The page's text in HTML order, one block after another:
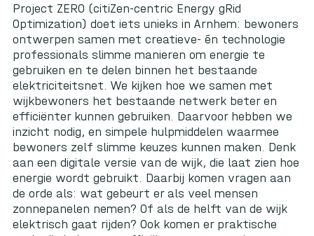
Project ZERO (citiZen-centric Energy gRid
Optimization) doet iets unieks in Arnhem: bewoners
ontwerpen samen met creatieve- én technologie
professionals slimme manieren om energie te
gebruiken en te delen binnen het bestaande
elektriciteitsnet. We kijken hoe we samen met
wijkbewoners het bestaande netwerk beter en
efficiënter kunnen gebruiken. Daarvoor hebben we
inzicht nodig, en simpele hulpmiddelen waarmee
bewoners zelf slimme keuzes kunnen maken. Denk
aan een digitale versie van de wijk, die laat zien hoe
energie wordt gebruikt. Daarbij komen vragen aan
de orde als: wat gebeurt er als veel mensen
zonnepanelen nemen? Of als de helft van de wijk
elektrisch gaat rijden? Ook komen er praktische